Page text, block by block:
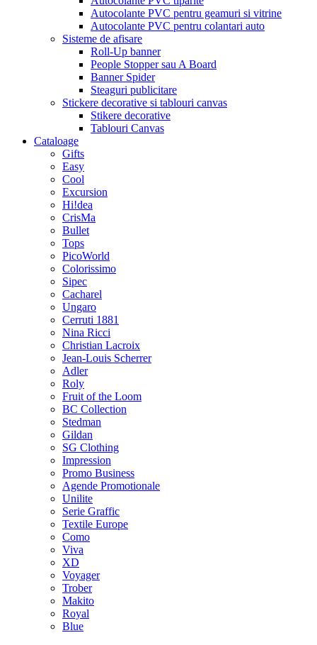
Autocolante PVC pentru geamuri si vitrine
Autocolante PVC pentru colantari auto
Sisteme de afisare
Roll-Up banner
People Stopper sau A Board
Banner Spider
Steaguri publicitare
Stickere decorative si tablouri canvas
Stikere decorative
Tablouri Canvas
Cataloage
Gifts
Easy
Cool
Excursion
Hi!dea
CrisMa
Bullet
Tops
PicoWorld
Colorissimo
Sipec
Cacharel
Ungaro
Cerruti 1881
Nina Ricci
Christian Lacroix
Jean-Louis Scherrer
Adler
Roly
Fruit of the Loom
BC Collection
Stedman
Gildan
SG Clothing
Impression
Promo Business
Agende Promotionale
Unilite
Serie Graffic
Textile Europe
Como
Viva
XD
Voyager
Trober
Makito
Royal
Blue